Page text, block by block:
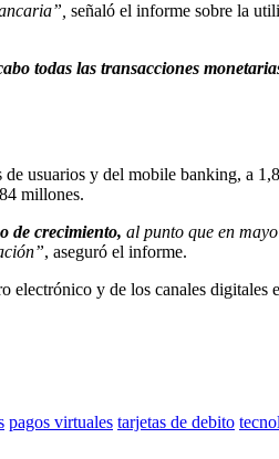
señaló el informe sobre la
todas las transacciones
usuarios y del mobile banking, a
millones.
de crecimiento, al punto que en
, aseguró el informe.
electrónico y de los canales
pagos virtuales tarjetas de debito